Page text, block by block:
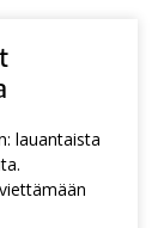
lauantaista